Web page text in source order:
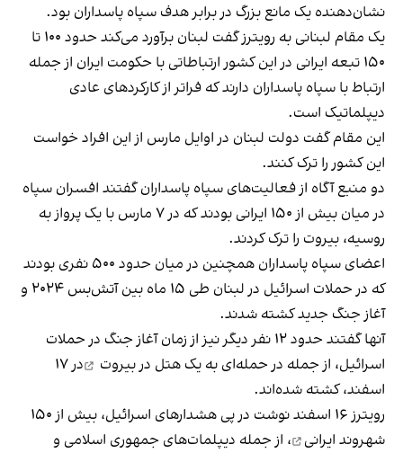
نشان‌دهنده یک مانع بزرگ در برابر هدف سپاه پاسداران بود.
یک مقام لبنانی به رویترز گفت لبنان برآورد می‌کند حدود ۱۰۰ تا
۱۵۰ تبعه ایرانی در این کشور ارتباطاتی با حکومت ایران از جمله
ارتباط با سپاه پاسداران دارند که فراتر از کارکردهای عادی
دیپلماتیک است.
این مقام گفت دولت لبنان در اوایل مارس از این افراد خواست
این کشور را ترک کنند.
دو منبع آگاه از فعالیت‌های سپاه پاسداران گفتند افسران سپاه
در میان بیش از ۱۵۰ ایرانی بودند که در ۷ مارس با یک پرواز به
روسیه، بیروت را ترک کردند.
اعضای سپاه پاسداران همچنین در میان حدود ۵۰۰ نفری بودند
که در حملات اسرائیل در لبنان طی ۱۵ ماه بین آتش‌بس ۲۰۲۴ و
آغاز جنگ جدید کشته شدند.
آنها گفتند حدود ۱۲ نفر دیگر نیز از زمان آغاز جنگ در حملات
اسرائیل، از جمله درحمله‌ای به یک هتل در بیروت
در ۱۷
اسفند، کشته شده‌اند.
رویترز ۱۶ اسفند نوشت در پی هشدارهای اسرائیل، ‫بیش از
۱۵۰
شهروند ایرانی
، از جمله دیپلمات‌های جمهوری اسلامی و